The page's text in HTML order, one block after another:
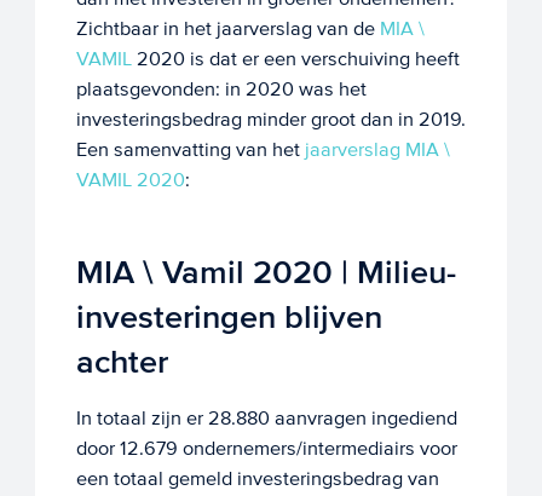
Zichtbaar in het jaarverslag van de MIA \
VAMIL2020 is dat er een verschuiving heeft
plaatsgevonden: in 2020 was het
investeringsbedrag minder groot dan in 2019.
Een samenvatting van het jaarverslag MIA \
VAMIL 2020:
MIA \ Vamil 2020 | Milieu-
investeringen blijven
achter
In totaal zijn er 28.880 aanvragen ingediend
door 12.679 ondernemers/intermediairs voor
een totaal gemeld investeringsbedrag van